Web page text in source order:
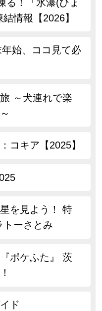
る！「氷瀑(ひょ
情報【2026】
始、ココ見て必
～犬連れで楽
コキア【2025】
を見よう！ 特
トーさとみ
ポケふた』 茨
ド